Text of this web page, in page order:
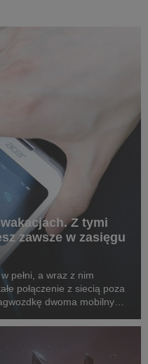
Z tymi
zawsze w zasięgu
pełni, a wraz z nim
połączenie z siecią poza
dwoma mobilnymi
z myślą o ludziach ...